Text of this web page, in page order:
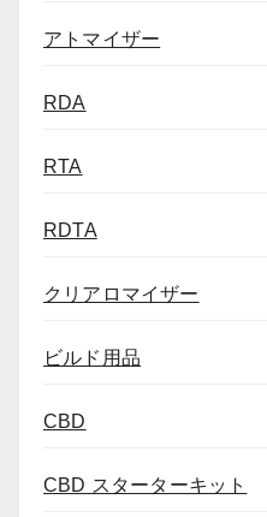
アトマイザー
RDA
RTA
RDTA
クリアロマイザー
ビルド用品
CBD
CBD スターターキット